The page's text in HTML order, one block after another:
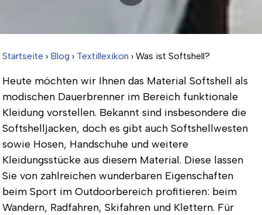
Startseite › Blog › Textillexikon › Was ist Softshell?
Heute möchten wir Ihnen das Material Softshell als
modischen Dauerbrenner im Bereich funktionale
Kleidung vorstellen. Bekannt sind insbesondere die
Softshelljacken, doch es gibt auch Softshellwesten
sowie Hosen, Handschuhe und weitere
Kleidungsstücke aus diesem Material. Diese lassen
Sie von zahlreichen wunderbaren Eigenschaften
beim Sport im Outdoorbereich profitieren: beim
Wandern, Radfahren, Skifahren und Klettern. Für